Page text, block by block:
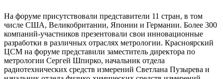
На форуме присутствовали представители 11 стран, в том
числе США, Великобритании, Японии и Германии. Более 300
компаний-участников презентовали свои инновационные
разработки в различных отраслях метрологии. Красноярский
ЦСМ на форуме представили заместитель директора по
метрологии Сергей Шпирко, начальник отдела
радиотехнических средств измерений Светлана Пузырева и